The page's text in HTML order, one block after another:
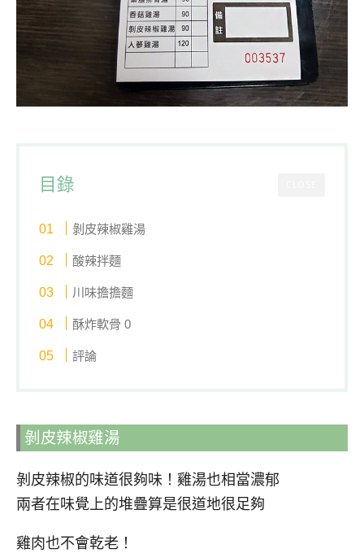
目錄
剝皮辣椒雞湯
酸辣拌麵
川味擔擔麵
酥炸軟骨 0
評論
剝皮辣椒雞湯
剝皮辣椒的味道很夠味！雞湯也相當濃郁
兩者在味覺上的堆疊算是很道地很足夠
雞肉也不會乾老！